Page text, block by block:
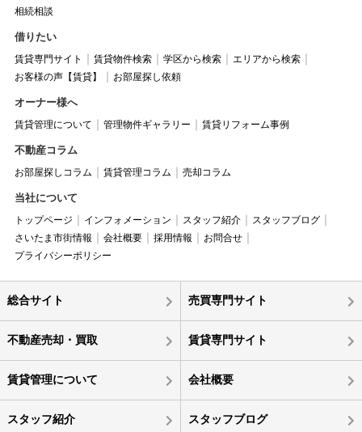
相続相談
借りたい
賃貸専門サイト 賃貸物件検索 学区から検索
エリアから検索
お客様の声【賃貸】
お部屋探し依頼
オーナー様へ
賃貸管理について 管理物件ギャラリー 賃貸リフォーム事例
不動産コラム
お部屋探しコラム 賃貸管理コラム 売却コラム
当社について
トップページ インフォメーション スタッフ紹介
スタッフブログ
さいたま市街情報
会社概要 採用情報
お問合せ
プライバシーポリシー
総合サイト 売買専門サイト
不動産売却・買取 賃貸専門サイト
賃貸管理について 会社概要
スタッフ紹介 スタッフブログ